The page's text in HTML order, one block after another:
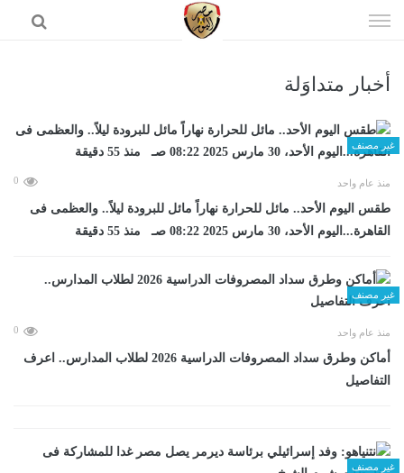
الى
أخبار متداوَلة
غير مصنف
منذ عام واحد 0
طقس اليوم الأحد.. مائل للحرارة نهاراً مائل للبرودة ليلاً.. والعظمى فى
القاهرة...اليوم الأحد، 30 مارس 2025 08:22 صـ منذ 55 دقيقة
غير مصنف
منذ عام واحد 0
أماكن وطرق سداد المصروفات الدراسية 2026 لطلاب المدارس.. اعرف
التفاصيل
غير مصنف